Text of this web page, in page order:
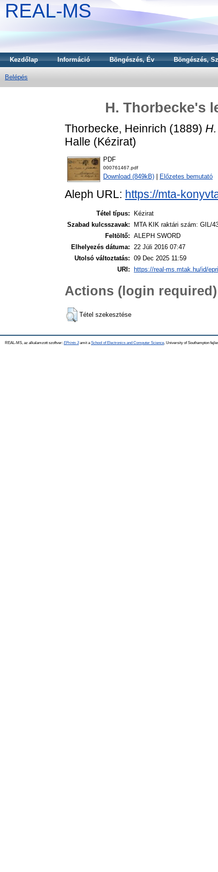
REAL-MS
Kezdőlap Információ Böngészés, Év Böngészés,
Belépés
H. Thorbecke's
Thorbecke, Heinrich (1889)
Halle (Kézirat)
PDF
000761467.pdf
Download (849kB) Előzetes bemutató
Aleph URL: https://mta-
Tétel típus:
Kézirat
Szabad kulcsszavak:
MTA KIK raktári szám: GIL/
Feltöltő: ALEPH SWORD
Elhelyezés dátuma: 22 Júli 2016 07:47
Utolsó változtatás: 09 Dec 2025 11:59
URI:
https://real-ms.mtak.hu/id/
Actions (login required)
Tétel szekesztése
REAL-MS, az alkalamzott szoftver: EPrints 3amit a School of Electronics and Computer Science , University of Southampton